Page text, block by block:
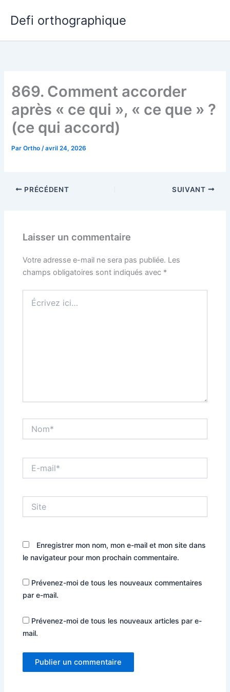
Defi orthographique
869. Comment accorder
après « ce qui », « ce que » ?
(ce qui accord)
ParOrtho/avril 24, 2026
PRÉCÉDENT SUIVANT
Laisser un commentaire
Votre adresse e-mail ne sera pas publiée. Les
champs obligatoires sont indiqués avec *
ici…
mail*
Enregistrer mon nom, mon e-mail et mon site dans
le navigateur pour mon prochain commentaire.
Prévenez-moi de tous les nouveaux commentaires
par e-mail.
Prévenez-moi de tous les nouveaux articles par e-
mail.